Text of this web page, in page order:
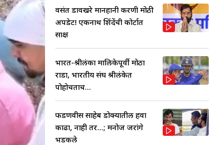
वसंत डावखरे मानहानी प्रकरणी मोठी
अपडेट! एकनाथ शिंदेंची कोर्टात
साक्ष
भारत-श्रीलंका मालिकेपूर्वी मोठा
राडा, भारतीय संघ श्रीलंकेत
पोहोचताच...
फडणवीस साहेब डोक्यातील हवा
काढा, नाही तर...; मनोज जरांगे
भडकले